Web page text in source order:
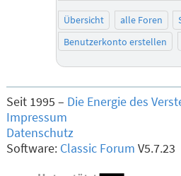
Übersicht alle Foren
Benutzerkonto erstellen
Seit 1995 – Die Energie des
Impressum
Datenschutz
Software: Classic Forum V5.7.23